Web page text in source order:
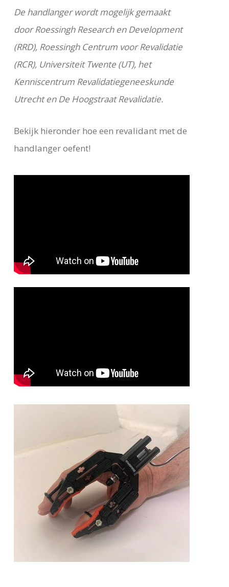
De handlanger wordt mogelijk gemaakt
door Roessingh Research en Development
(RRD), Roessingh Centrum voor Revalidatie
(RCR), Universiteit Twente (UT), het
Kenniscentrum Revalidatiegeneeskunde
Utrecht en De Hoogstraat Revalidatie.
Bekijk hieronder hoe een revalidant met de
handlanger oefent!